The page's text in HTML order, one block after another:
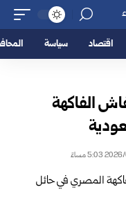
اقتصاد سياسة
الفاكهة